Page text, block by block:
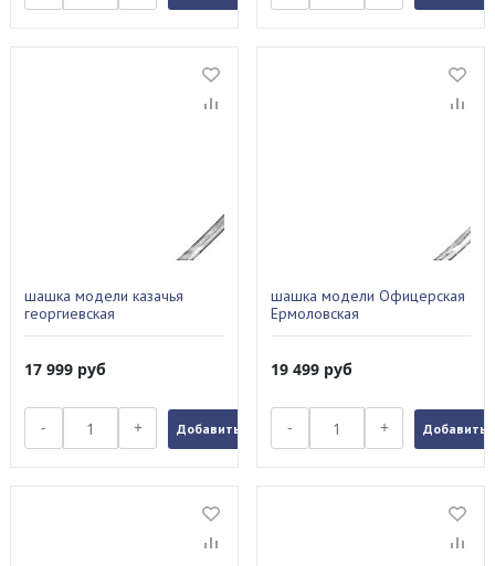
шашка модели казачья
георгиевская
17 999 руб
- + Добавить в заказ
шашка модели Офицерская
Ермоловская
19 499 руб
- + Добавить